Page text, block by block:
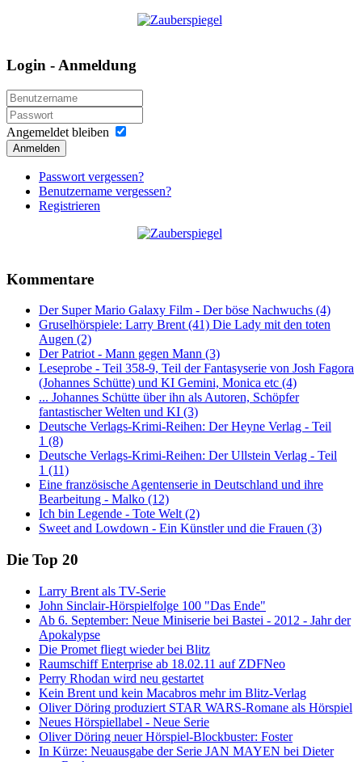
Login - Anmeldung
Angemeldet bleiben
Anmelden
Passwort vergessen?
Benutzername vergessen?
Registrieren
Kommentare
Der Super Mario Galaxy Film - Der böse Nachwuchs (4)
Gruselhörspiele: Larry Brent (41) Die Lady mit den toten
Augen (2)
Der Patriot - Mann gegen Mann (3)
Leseprobe - Teil 358-9, Teil der Fantasyserie von Josh Fagora
(Johannes Schütte) und KI Gemini, Monica etc (4)
... Johannes Schütte über ihn als Autoren, Schöpfer
fantastischer Welten und KI (3)
Deutsche Verlags-Krimi-Reihen: Der Heyne Verlag - Teil
1 (8)
Deutsche Verlags-Krimi-Reihen: Der Ullstein Verlag - Teil
1 (11)
Eine französische Agentenserie in Deutschland und ihre
Bearbeitung - Malko (12)
Ich bin Legende - Tote Welt (2)
Sweet and Lowdown - Ein Künstler und die Frauen (3)
Die Top 20
Larry Brent als TV-Serie
John Sinclair-Hörspielfolge 100 "Das Ende"
Ab 6. September: Neue Miniserie bei Bastei - 2012 - Jahr der
Apokalypse
Die Promet fliegt wieder bei Blitz
Raumschiff Enterprise ab 18.02.11 auf ZDFNeo
Perry Rhodan wird neu gestartet
Kein Brent und kein Macabros mehr im Blitz-Verlag
Oliver Döring produziert STAR WARS-Romane als Hörspiel
Neues Hörspiellabel - Neue Serie
Oliver Döring neuer Hörspiel-Blockbuster: Foster
In Kürze: Neuausgabe der Serie JAN MAYEN bei Dieter